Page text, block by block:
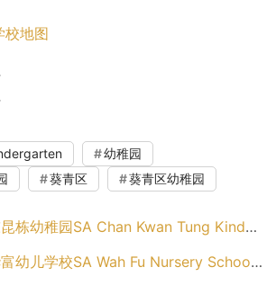
校地图
幼稚园
葵青区 葵青区幼稚园
稚园SA Chan Kwan Tung Kindergarten（油尖旺区幼稚园）
儿学校SA Wah Fu Nursery School（南区幼稚园）